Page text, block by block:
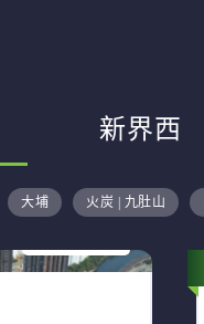
新界西
大埔 火炭 | 九肚山
售盤 48